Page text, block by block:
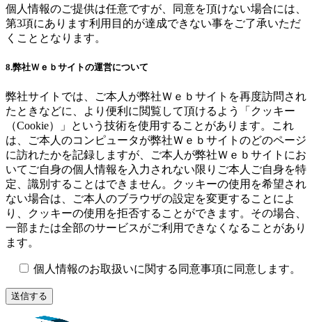
個人情報のご提供は任意ですが、同意を頂けない場合には、
第3項にあります利用目的が達成できない事をご了承いただ
くこととなります。
8.弊社Ｗｅｂサイトの運営について
弊社サイトでは、ご本人が弊社Ｗｅｂサイトを再度訪問され
たときなどに、より便利に閲覧して頂けるよう「クッキー
（Cookie）」という技術を使用することがあります。これ
は、ご本人のコンピュータが弊社Ｗｅｂサイトのどのページ
に訪れたかを記録しますが、ご本人が弊社Ｗｅｂサイトにお
いてご自身の個人情報を入力されない限りご本人ご自身を特
定、識別することはできません。クッキーの使用を希望され
ない場合は、ご本人のブラウザの設定を変更することによ
り、クッキーの使用を拒否することができます。その場合、
一部または全部のサービスがご利用できなくなることがあり
ます。
個人情報のお取扱いに関する同意事項に同意します。